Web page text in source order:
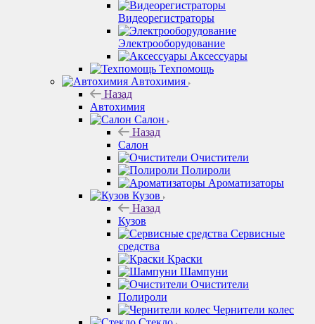
Видеорегистраторы
Электрооборудование
Аксессуары
Техпомощь
Автохимия
Назад
Автохимия
Салон
Назад
Салон
Очистители
Полироли
Ароматизаторы
Кузов
Назад
Кузов
Сервисные
средства
Краски
Шампуни
Очистители
Полироли
Чернители колес